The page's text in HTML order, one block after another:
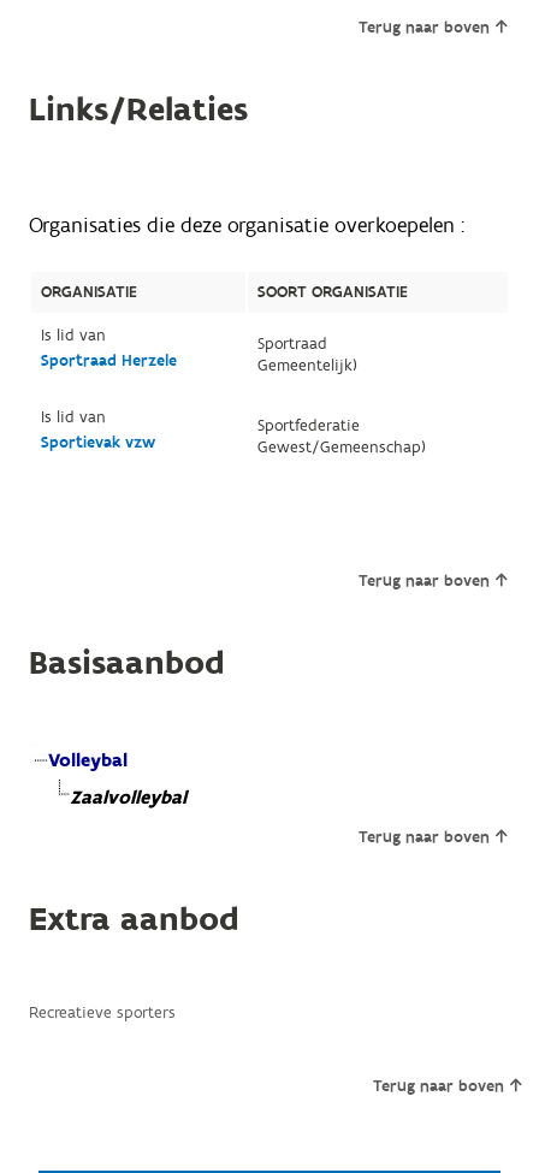
Terug naar boven
Links/Relaties
Organisaties die deze organisatie overkoepelen :
ORGANISATIE
SOORT ORGANISATIE
Is lid van
Sportraad Herzele
Sportraad
Gemeentelijk)
Is lid van
Sportievak vzw
Sportfederatie
Gewest/Gemeenschap)
Terug naar boven
Basisaanbod
Volleybal
Zaalvolleybal
Terug naar boven
Extra aanbod
Recreatieve sporters
Terug naar boven